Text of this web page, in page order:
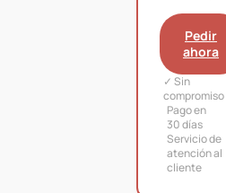
Pedir
ahora
✓ Sin
compromiso
Pago en
30 días
Servicio de
atención al
cliente